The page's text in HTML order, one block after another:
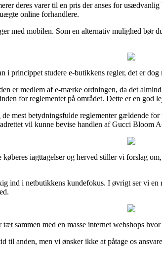
deres varer til en pris der anses for
online forhandlere.
med mobilen. Som en alternativ mulighed
i princippet studere e-butikkens regler, det er
er medlem af e-mærke ordningen, da det
for reglementet på området. Dette er en
mest betydningsfulde reglementer gældende
vil kunne bevise handlen af Gucci
iagttagelser og herved stiller vi forslag
ind i netbutikkens kundefokus. I øvrigt ser vi
sammen med en masse internet webshops
anden, men vi ønsker ikke at påtage os